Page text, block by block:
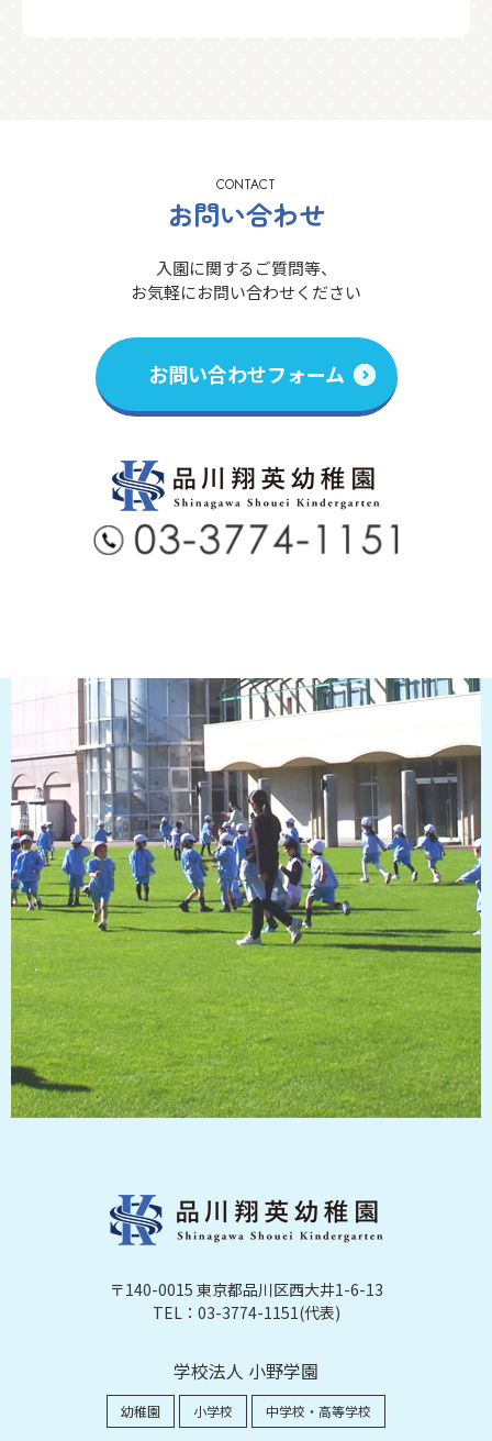
CONTACT
お問い合わせ
入園に関するご質問等、
お気軽にお問い合わせください
お問い合わせフォーム
〒140-0015 東京都品川区西大井1-6-13
TEL：03-3774-1151(代表)
学校法人 小野学園
幼稚園 小学校 中学校・高等学校